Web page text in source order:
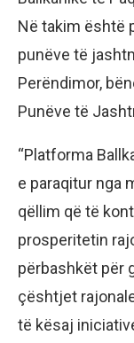
Në takim është
punëve të
Perëndimor,
Punëve të
“Platforma
e paraqitur nga
qëllim që të
prosperitetin
përbashkët për
çështjet
të kësaj